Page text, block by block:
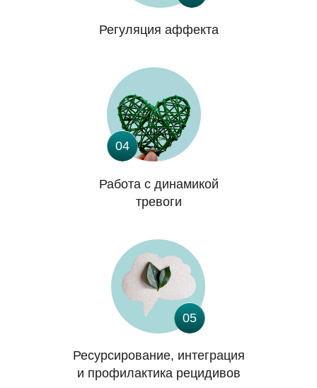
Регуляция аффекта
Ресурсирование, интеграция
и профилактика рецидивов
05
Работа с динамикой
тревоги
04